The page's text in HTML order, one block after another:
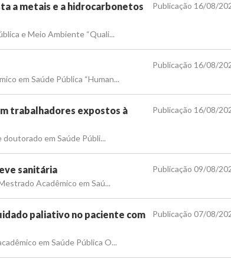
a metais e a hidrocarbonetos
e Meio Ambiente “Quali...
Publicação 16/08/
em Saúde Pública “Human...
Publicação 16/08/
trabalhadores expostos à
doutorado em Saúde Públi...
Publicação 16/08/
sanitária
Acadêmico em Saú...
Publicação 09/08/
paliativo no paciente com
em Saúde Pública O...
Publicação 07/08/